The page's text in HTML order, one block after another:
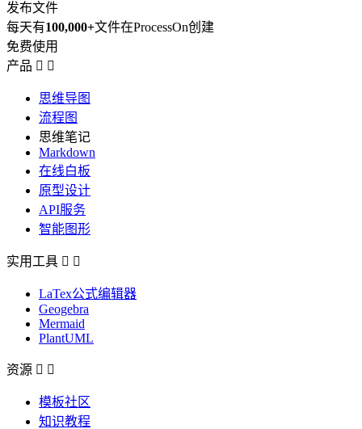
发布文件
每天有100,000+文件在ProcessOn创建
免费使用
产品  
思维导图
流程图
思维笔记
Markdown
在线白板
原型设计
API服务
智能图形
实用工具  
LaTex公式编辑器
Geogebra
Mermaid
PlantUML
资源  
模板社区
知识教程